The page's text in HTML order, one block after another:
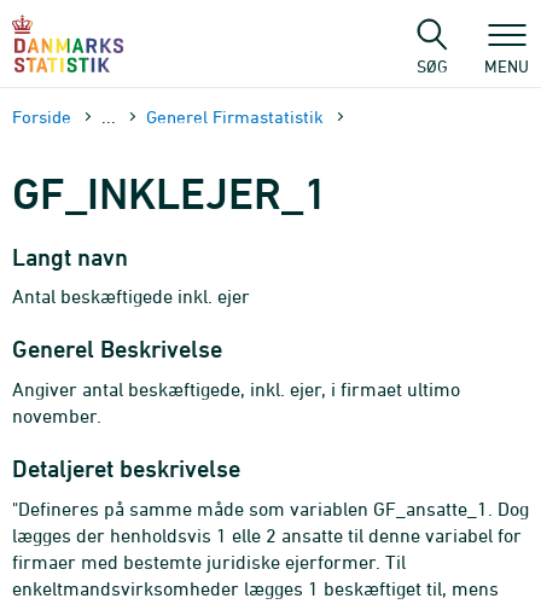
sidens
SØG MENU
Forside Generel Firmastatistik
GF_INKLEJER_1
Langt navn
Antal beskæftigede inkl. ejer
Generel Beskrivelse
Angiver antal beskæftigede, inkl. ejer, i firmaet ultimo
november.
Detaljeret beskrivelse
"Defineres på samme måde som variablen GF_ansatte_1. Dog
lægges der henholdsvis 1 elle 2 ansatte til denne variabel for
firmaer med bestemte juridiske ejerformer. Til
enkeltmandsvirksomheder lægges 1 beskæftiget til, mens